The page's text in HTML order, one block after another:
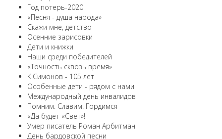
Год потерь-2020
«Песня - душа народа»
Скажи мне, детство
Осенние зарисовки
Дети и книжки
Наши среди победителей
«Точность сквозь время»
К.Симонов - 105 лет
Особенные дети - рядом с нами
Международный день инвалидов
Помним. Славим. Гордимся
«Да будет «Свет»!
Умер писатель Роман Арбитман
День бардовской песни